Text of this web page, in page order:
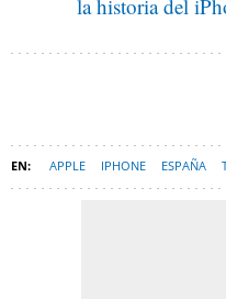
la historia del
APPLE IPHONE ESPAÑA